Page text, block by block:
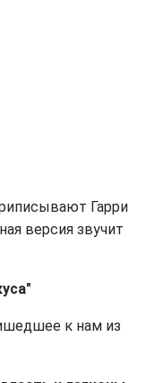
Гарри
версия звучит
к нам из